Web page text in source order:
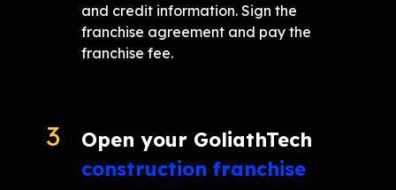
and credit information. Sign the
franchise agreement and pay the
franchise fee.
Open your GoliathTech
construction franchise